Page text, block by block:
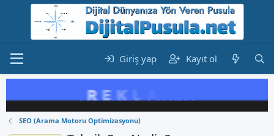
Giriş yap Kayıt ol
SEO (Arama Motoru Optimizasyonu)